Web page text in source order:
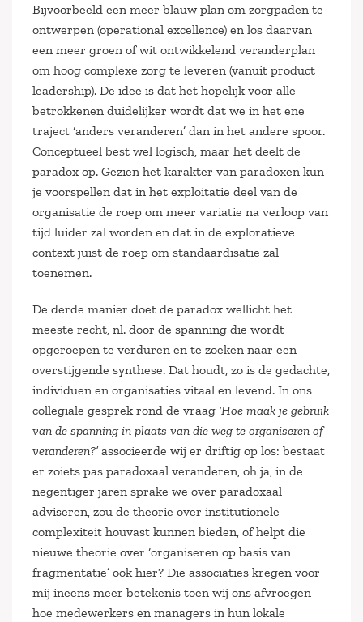
Bijvoorbeeld een meer blauw plan om zorgpaden te
ontwerpen (operational excellence) en los daarvan
een meer groen of wit ontwikkelend veranderplan
om hoog complexe zorg te leveren (vanuit product
leadership). De idee is dat het hopelijk voor alle
betrokkenen duidelijker wordt dat we in het ene
traject ‘anders veranderen’ dan in het andere spoor.
Conceptueel best wel logisch, maar het deelt de
paradox op. Gezien het karakter van paradoxen kun
je voorspellen dat in het exploitatie deel van de
organisatie de roep om meer variatie na verloop van
tijd luider zal worden en dat in de exploratieve
context juist de roep om standaardisatie zal
toenemen.
De derde manier doet de paradox wellicht het
meeste recht, nl. door de spanning die wordt
opgeroepen te verduren en te zoeken naar een
overstijgende synthese. Dat houdt, zo is de gedachte,
individuen en organisaties vitaal en levend. In ons
collegiale gesprek rond de vraag ‘Hoe maak je gebruik
van de spanning in plaats van die weg te organiseren of
veranderen?’associeerde wij er driftig op los: bestaat
er zoiets pas paradoxaal veranderen, oh ja, in de
negentiger jaren sprake we over paradoxaal
adviseren, zou de theorie over institutionele
complexiteit houvast kunnen bieden, of helpt die
nieuwe theorie over ‘organiseren op basis van
fragmentatie’ ook hier? Die associaties kregen voor
mij ineens meer betekenis toen wij ons afvroegen
hoe medewerkers en managers in hun lokale